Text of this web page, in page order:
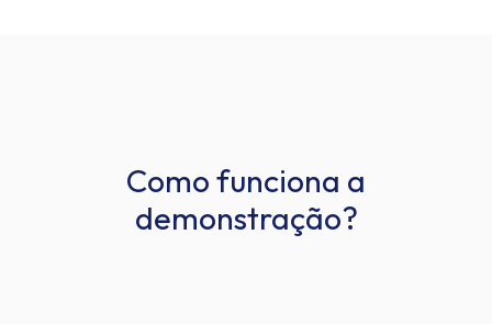
Como funciona a
demonstração?